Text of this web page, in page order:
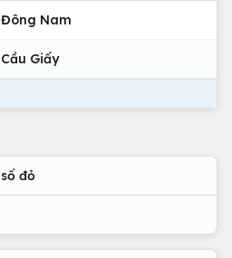
Đông Nam
Cầu Giấy
số đỏ